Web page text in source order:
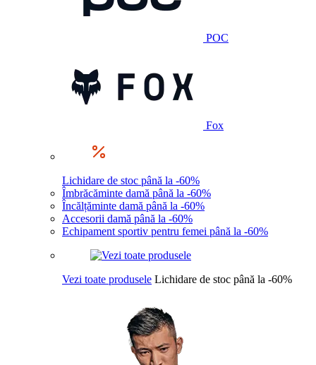
POC
Fox
Lichidare de stoc până la -60%
Îmbrăcăminte damă până la -60%
Încălțăminte damă până la -60%
Accesorii damă până la -60%
Echipament sportiv pentru femei până la -60%
Vezi toate produsele Lichidare de stoc până la -60%